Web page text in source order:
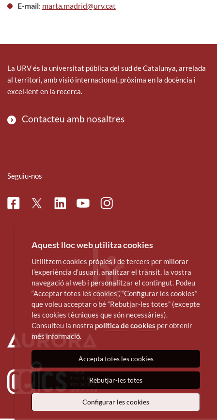
E-mail: marta.madrid@urv.cat
La URV és la universitat pública del sud de Catalunya, arrelada
al territori, amb visió internacional, pròxima en la docència i
excel·lent en la recerca.
Contacteu amb nosaltres
Seguiu-nos
FacebookTwitterLinkedinYoutubeInstagram
Aquest lloc web utilitza cookies
Utilitzem cookies pròpies i de tercers per millorar
l’experiència d’usuari, analitzar el trànsit, la vostra
navegació al web i personalitzar el contingut. Podeu
“Acceptar totes les cookies”, “Configurar les cookies”
que voleu acceptar o bé “Rebutjar-les totes” (excepte
les cookies tècniques que són necessàries).
Consulteu la nostra política de cookies per obtenir
més informació.
Accepta totes les cookies
Rebutjar-les totes
Configurar les cookies